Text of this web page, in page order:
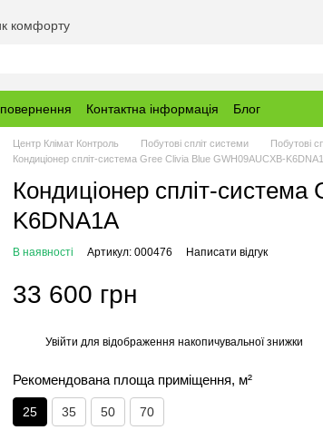
комфорту
Контактна інформація Блог
Центр Клімат Контроль Побутові спліт системи
Побутові
Кондиціонер спліт-система Gree Clivia Blue GWH09AUCXB-
Кондиціонер спліт-
K6DNA1A
В наявності Артикул: 000476 Написати відгук
33 600 грн
Увійти для відображення накопичувальної знижки
Рекомендована площа приміщення, м²
25 35 50 70